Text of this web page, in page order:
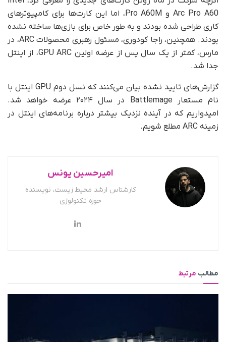
Arc Pro A60 و Pro A60M، اما این کارت‌ها برای کامپیوترهای
کاری طراحی شده بودند و به طور خاص برای بازی‌ها ساخته نشده
بودند. همچنین، راجا کودوری، مسئول رهبری محصولات ARC، در
مارس، کمتر از یک سال پس از عرضه اولین GPU ARC، از اینتل
جدا شد.
گزارش‌های تایید نشده بیان می‌کنند که نسل دوم GPU اینتل با
نام مستعار Battlemage در سال ۲۰۲۴ عرضه خواهد شد.
امیدواریم که در آینده نزدیک بیشتر درباره برنامه‌های اینتل در
زمینه ARC مطلع شویم.
امیرحسین یونس
کارشناس ارشد محیط زیست، نویسنده
حوزه تکنولوژی
مطالب مرتبط